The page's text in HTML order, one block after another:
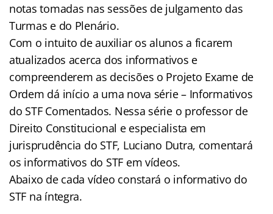
notas tomadas nas sessões de julgamento das
Turmas e do Plenário.
Com o intuito de auxiliar os alunos a ficarem
atualizados acerca dos informativos e
compreenderem as decisões o Projeto Exame de
Ordem dá início a uma nova série – Informativos
do STF Comentados. Nessa série o professor de
Direito Constitucional e especialista em
jurisprudência do STF, Luciano Dutra, comentará
os informativos do STF em vídeos.
Abaixo de cada vídeo constará o informativo do
STF na íntegra.